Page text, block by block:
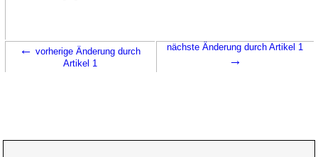
← vorherige Änderung durch
Artikel 1
nächste Änderung durch Artikel 1
→